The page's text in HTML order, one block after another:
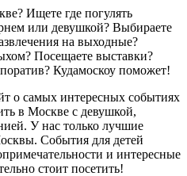
Ищете где погулять
или девушкой? Выбираете
на выходные?
Посещаете выставки?
Кудамоскоу поможет!
о самых интересных событиях
в Москве с девушкой,
У нас только лучшие
События для детей
и интересные
стоит посетить!